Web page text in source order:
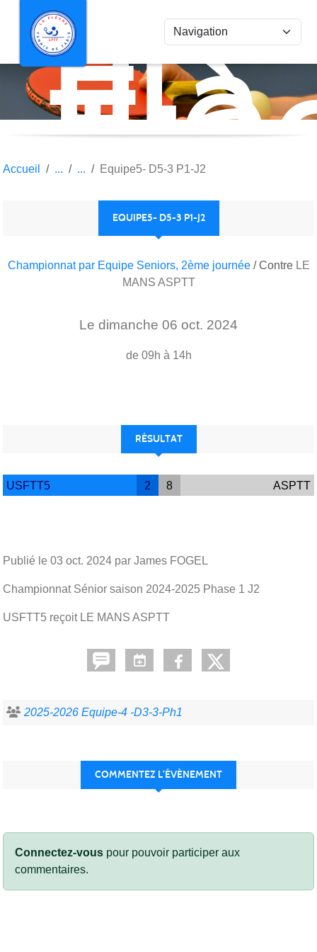
La
de
Accueil Equipe5- D5-3 P1-J2
EQUIPE5- D5-3 P1-J2
Championnat par Equipe Seniors, 2ème journée / Contre LE
MANS ASPTT
Le dimanche 06 oct. 2024
de 09h à 14h
RÉSULTAT
USFTT5 2 8 ASPTT
Publié le 03 oct. 2024 par James FOGEL
Championnat Sénior saison 2024-2025 Phase 1 J2
USFTT5 reçoit LE MANS ASPTT
2025-2026 Equipe-4 -D3-3-Ph1
COMMENTEZ L’ÉVÈNEMENT
Connectez-vous pour pouvoir participer aux
commentaires.
Panneau de gestion des cookies